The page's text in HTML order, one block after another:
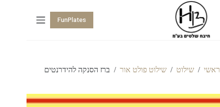
FunPlates
ראשי / שילוט / שילוט פולט אור / ברז הסנקה להידרנטים